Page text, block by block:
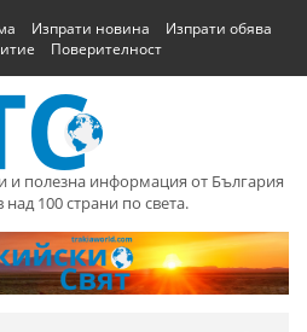
Изпрати новина
Изпрати обява
Поверителност
и полезна информация от България
над 100 страни по света.